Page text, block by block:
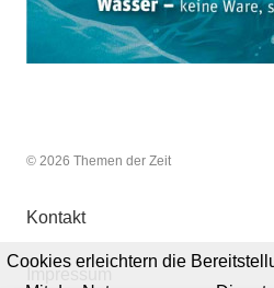
© 2026 Themen der Zeit
Kontakt
Cookies erleichtern die